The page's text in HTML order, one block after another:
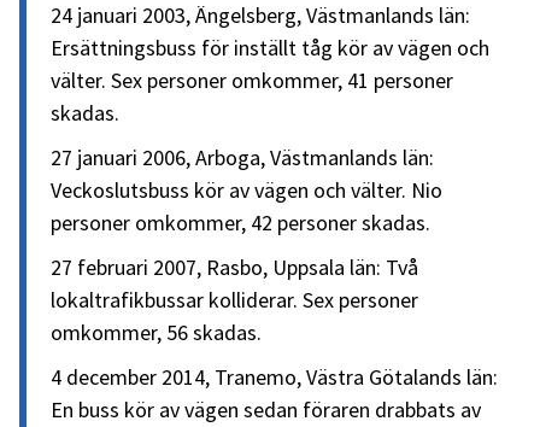
24 januari 2003, Ängelsberg, Västmanlands län:
Ersättningsbuss för inställt tåg kör av vägen och
välter. Sex personer omkommer, 41 personer
skadas.
27 januari 2006, Arboga, Västmanlands län:
Veckoslutsbuss kör av vägen och välter. Nio
personer omkommer, 42 personer skadas.
27 februari 2007, Rasbo, Uppsala län: Två
lokaltrafikbussar kolliderar. Sex personer
omkommer, 56 skadas.
4 december 2014, Tranemo, Västra Götalands län:
En buss kör av vägen sedan föraren drabbats av